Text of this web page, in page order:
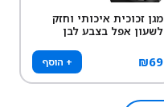
מגן זכוכית איכותי וחזק
לשעון אפל בצבע לבן
₪69 + הוסף